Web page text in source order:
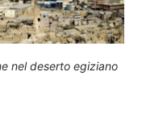
nel deserto egiziano